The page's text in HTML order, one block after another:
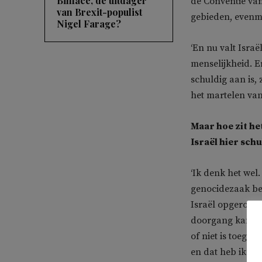
van Brexit-populist
Nigel Farage?
gebieden,
‘En nu valt
menselijkheid.
schuldig aan is,
het martelen
Maar hoe zit
Israël hier
‘Ik denk het
genocidezaak
Israël
doorgang kan
of niet is
en dat heb ik